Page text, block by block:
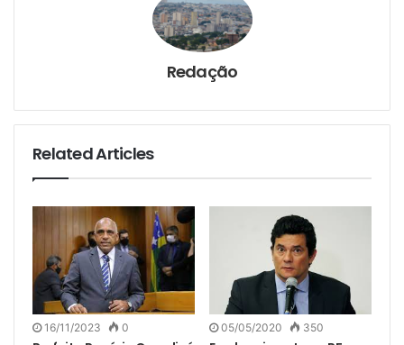
Redação
Related Articles
16/11/2023 0 05/05/2020 350